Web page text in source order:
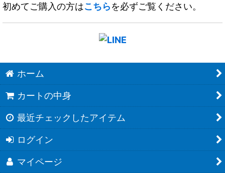
初めてご購入の方はこちらを必ずご覧ください。
ホーム
カートの中身
最近チェックしたアイテム
ログイン
マイページ